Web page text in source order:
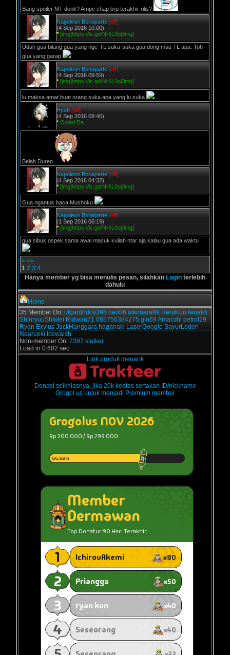
Bang spoiler MT donk? Ampe chap brp terakhir rilis?
Napoleon Bonaparte [off]
(4 Sep 2016 10:00)
* [img]https://is.gd/Nr6L0o[/img]
Udah gua bilang gua yang nge-TL suka-suka gua dong mau TL apa. Toh
gua yang garap
Napoleon Bonaparte [off]
(4 Sep 2016 09:59)
* [img]https://is.gd/Nr6L0o[/img]
lu maksa amat buat orang suka apa yang lu suka
Hyoh [off]
(4 Sep 2016 09:46)
* Owari Da.
Belah Duren
Napoleon Bonaparte [off]
(4 Sep 2016 04:32)
* [img]https://is.gd/Nr6L0o[/img]
Gua ngantuk baca Mushoku
Napoleon Bonaparte [off]
(1 Sep 2016 06:19)
* [img]https://is.gd/Nr6L0o[/img]
gua sibuk ospek sama awal masuk kuliah ntar aja kalau gua ada waktu
> >>
1 2 3 4
Hanya member yg bisa menulis pesan, silahkan Login terlebih
dahulu
Home
35 Member On: utgardndoy393 neo86 nikonara89 HeruKun renaldi
ShinryuuShintei Ridwan71 085756384275 gin69 Amacchi petrol29
Ryan Exvius JackHanggara haganaki LaserGoogle SayurLodeh
Nearueki Icewalsh
Non-member On: 2397 stalker.
Load in 0.602 sec
Link produk menarik
Donasi seikhlasnya, jika 20k keatas sertakan ID/nickname
Grogol.us untuk menjadi Premium member